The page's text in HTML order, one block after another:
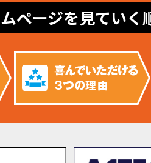
ページを見ていく